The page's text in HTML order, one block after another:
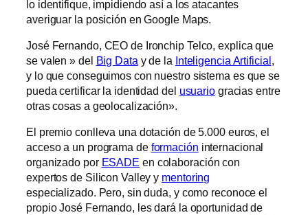
lo identifique, impidiendo así a los atacantes
averiguar la posición en Google Maps.
José Fernando, CEO de Ironchip Telco, explica que
se valen » del Big Data y de la Inteligencia Artificial,
y lo que conseguimos con nuestro sistema es que se
pueda certificar la identidad del usuariogracias entre
otras cosas a geolocalización».
El premio conlleva una dotación de 5.000 euros, el
acceso a un programa de formación internacional
organizado por ESADE en colaboración con
expertos de Silicon Valley y mentoring
especializado. Pero, sin duda, y como reconoce el
propio José Fernando, les dará la oportunidad de